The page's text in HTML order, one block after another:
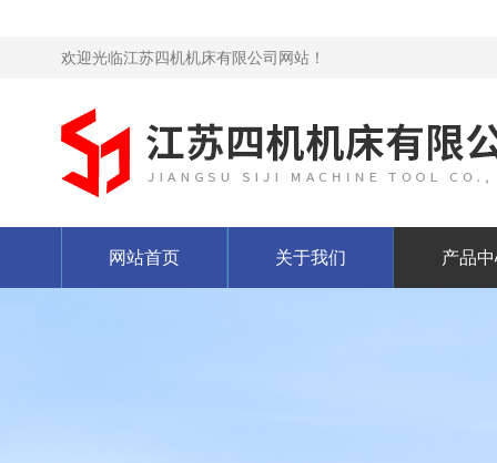
欢迎光临江苏四机机床有限公司网站！
网站首页 关于我们 产品